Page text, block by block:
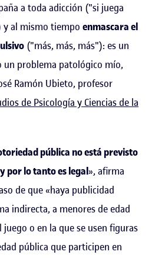
a toda adicción ("si juega
y al mismo tiempo enmascara el
("más, más, más"): es un
un problema patológico mío,
Ramón Ubieto, profesor
de Psicología y Ciencias de la
pública no está previsto
por lo tanto es legal», afirma
de que «haya publicidad
indirecta, a menores de edad
o en la que se usen figuras
pública que participen en